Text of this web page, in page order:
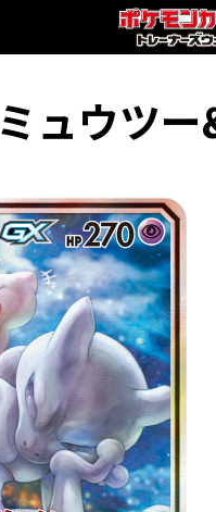
ミュウツ